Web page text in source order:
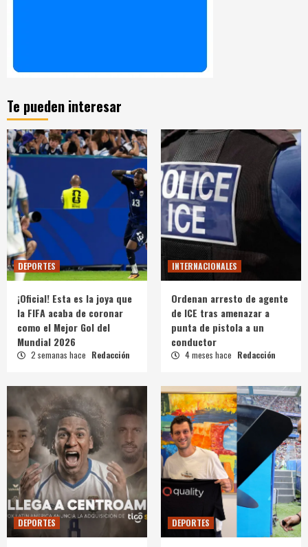
Te pueden interesar
DEPORTES
¡Oficial! Esta es la joya que
la FIFA acaba de coronar
como el Mejor Gol del
Mundial 2026
2 semanas hace Redacción
INTERNACIONALES
Ordenan arresto de agente
de ICE tras amenazar a
punta de pistola a un
conductor
4 meses hace Redacción
DEPORTES DEPORTES